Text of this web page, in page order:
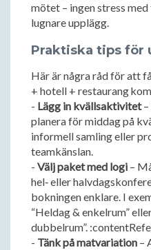
mötet – ingen stress
lugnare upplägg.
Praktiska tips för
Här är några råd för att
+ hotell + restaurang
- Lägg in kvällsaktivitet–
planera för middag på
informell samling eller
teamkänslan.
- Välj paket med logi –
hel‑ eller
bokningen enklare. I
“Heldag & enkelrum”
dubbelrum”.
- Tänk på matvariation –